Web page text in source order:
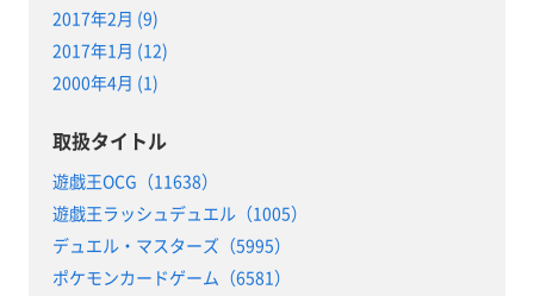
2017年2月 (9)
2017年1月 (12)
2000年4月 (1)
取扱タイトル
遊戯王OCG（11638）
遊戯王ラッシュデュエル（1005）
デュエル・マスターズ（5995）
ポケモンカードゲーム（6581）